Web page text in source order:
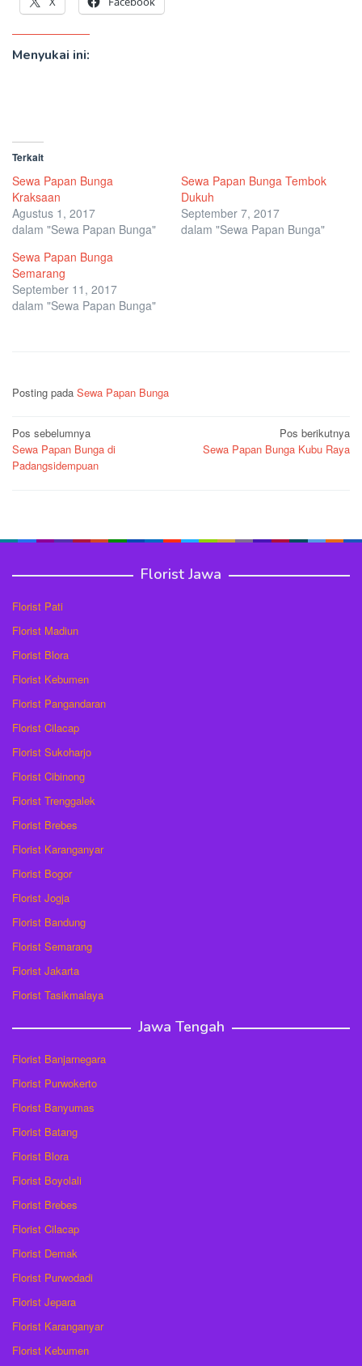
Menyukai ini:
Terkait
Sewa Papan Bunga
Kraksaan
Agustus 1, 2017
dalam "Sewa Papan Bunga"
Sewa Papan Bunga Tembok
Dukuh
September 7, 2017
dalam "Sewa Papan Bunga"
Sewa Papan Bunga
Semarang
September 11, 2017
dalam "Sewa Papan Bunga"
Posting pada Sewa Papan Bunga
Navigasi
pos
Pos sebelumnya
Sewa Papan Bunga di
Padangsidempuan
Pos berikutnya
Sewa Papan Bunga Kubu Raya
Florist Jawa
Florist Pati
Florist Madiun
Florist Blora
Florist Kebumen
Florist Pangandaran
Florist Cilacap
Florist Sukoharjo
Florist Cibinong
Florist Trenggalek
Florist Brebes
Florist Karanganyar
Florist Bogor
Florist Jogja
Florist Bandung
Florist Semarang
Florist Jakarta
Florist Tasikmalaya
Jawa Tengah
Florist Banjarnegara
Florist Purwokerto
Florist Banyumas
Florist Batang
Florist Blora
Florist Boyolali
Florist Brebes
Florist Cilacap
Florist Demak
Florist Purwodadi
Florist Jepara
Florist Karanganyar
Florist Kebumen